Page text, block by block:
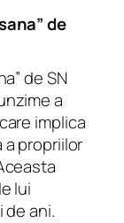
de
de SN
a
implica
propriilor
lui
de ani.